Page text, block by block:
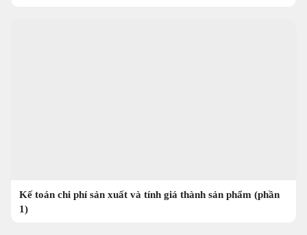
Kế toán chi phí sản xuất và tính giá thành sản phẩm (phần
1)